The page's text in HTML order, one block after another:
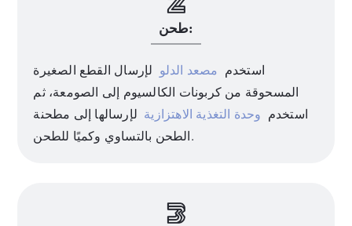
طحن:
استخدم مصعد الدلو لإرسال القطع الصغيرة
المسحوقة من كربونات الكالسيوم إلى الصومعة، ثم
استخدم وحدة التغذية الاهتزازية لإرسالها إلى مطحنة
الطحن بالتساوي وكميًا للطحن.